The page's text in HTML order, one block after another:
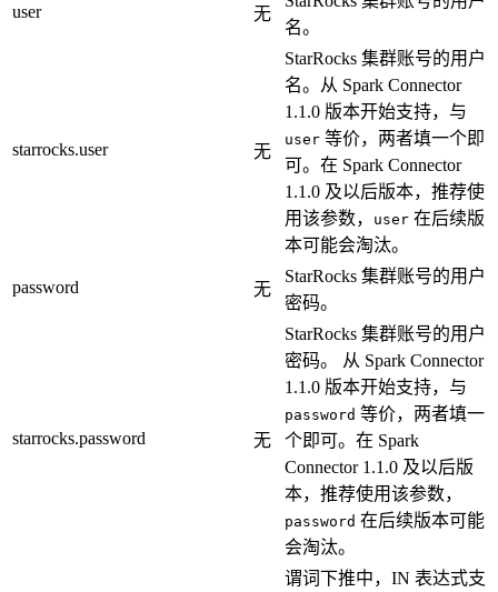
user 无
名。
starrocks.user 无
StarRocks 集群账号的用户
名。从 Spark Connector
1.1.0 版本开始支持，与
user 等价，两者填一个即
可。在 Spark Connector
1.1.0 及以后版本，推荐使
用该参数，
user 在后续版
本可能会淘汰。
password 无
StarRocks 集群账号的用户
密码。
starrocks.password 无
StarRocks 集群账号的用户
密码。 从 Spark Connector
1.1.0 版本开始支持，与
password 等价，两者填一
个即可。在 Spark
Connector 1.1.0 及以后版
本，推荐使用该参数，
password 在后续版本可能
会淘汰。
谓词下推中，IN 表达式支